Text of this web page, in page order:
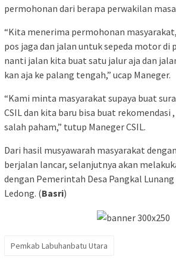
permohonan dari berapa perwakilan
“Kita menerima permohonan
pos jaga dan jalan untuk sepeda motor di
nanti jalan kita buat satu jalur aja dan
kan aja ke palang tengah,” ucap Maneger.
“Kami minta masyarakat supaya buat
CSIL dan kita baru bisa buat rekomendasi
salah paham,” tutup Maneger CSIL.
Dari hasil musyawarah masyarakat
berjalan lancar, selanjutnya akan
dengan Pemerintah Desa Pangkal
Ledong. (Basri)
Pemkab Labuhanbatu Utara